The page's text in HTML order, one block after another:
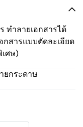
ทำลายเอกสารได้
กสารแบบตัดละเอียด
ศษ)
ยกระดาษ